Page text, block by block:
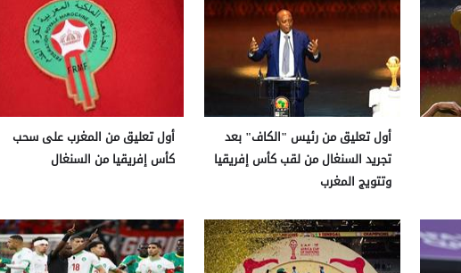
أول تعليق من رئيس "الكاف" بعد
تجريد السنغال من لقب كأس إفريقيا
وتتويج المغرب
أول تعليق من المغرب على سحب
كأس إفريقيا من السنغال